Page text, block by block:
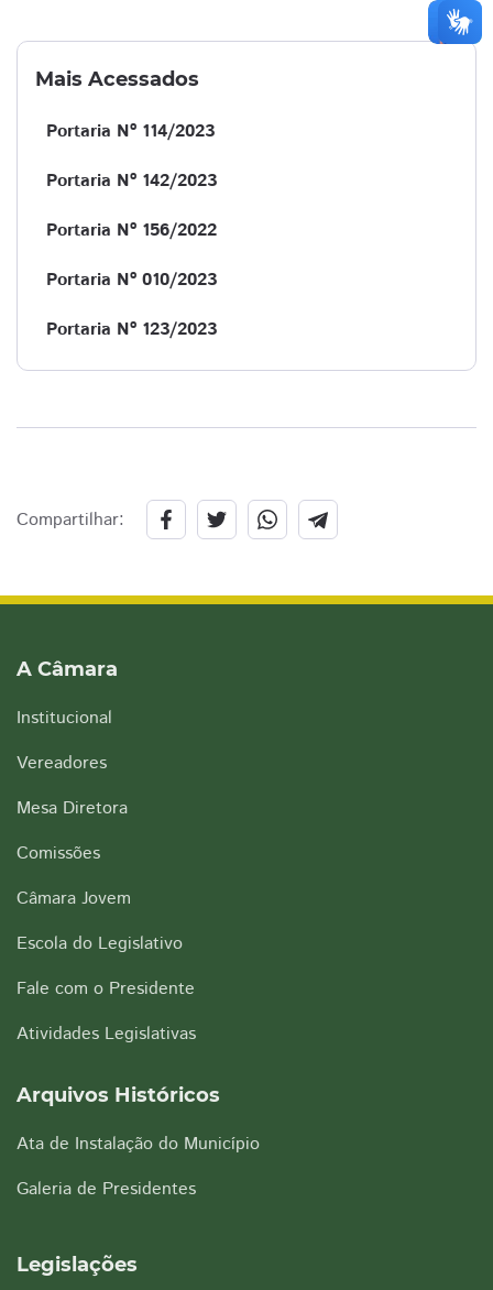
Mais Acessados
Portaria Nº 114/2023
Portaria Nº 142/2023
Portaria Nº 156/2022
Portaria Nº 010/2023
Portaria Nº 123/2023
Compartilhar:
A Câmara
Institucional
Vereadores
Mesa Diretora
Comissões
Câmara Jovem
Escola do Legislativo
Fale com o Presidente
Atividades Legislativas
Arquivos Históricos
Ata de Instalação do Município
Galeria de Presidentes
Legislações